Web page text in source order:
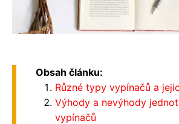
Obsah článku:
Různé typy vypínačů a
Výhody a nevýhody
vypínačů